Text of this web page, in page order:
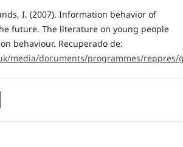
I. (2007). Information behavior of
future. The literature on young people
behaviour. Recuperado de:
media/documents/programmes/reppres/